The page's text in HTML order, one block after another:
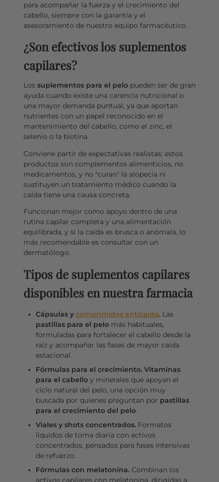
para acompañar la fuerza y el crecimiento del
cabello, siempre con la garantía y el
asesoramiento de nuestro equipo farmacéutico.
¿Son efectivos los suplementos
capilares?
Los suplementos para el pelopueden ser de gran
ayuda cuando existe una carencia nutricional o
una mayor demanda puntual, ya que aportan
nutrientes con un papel reconocido en el
mantenimiento del cabello, como el zinc, el
selenio o la biotina.
Conviene partir de expectativas realistas: estos
productos son complementos alimenticios, no
medicamentos, y no "curan" la alopecia ni
sustituyen un tratamiento médico cuando la
caída tiene una causa concreta.
Funcionan mejor como apoyo dentro de una
rutina capilar completa y una alimentación
equilibrada, y si la caída es brusca o anómala, lo
más recomendable es consultar con un
dermatólogo.
Tipos de suplementos capilares
disponibles en nuestra farmacia
Cápsulas y comprimidos anticaída.Las
pastillas para el pelomás habituales,
formuladas para fortalecer el cabello desde la
raíz y acompañar las fases de mayor caída
estacional.
Fórmulas para el crecimiento. Vitaminas
para el cabelloy minerales que apoyan el
ciclo natural del pelo, una opción muy
buscada por quienes preguntan por pastillas
para el crecimiento del pelo.
Viales y shots concentrados.Formatos
líquidos de toma diaria con activos
concentrados, pensados para fases intensivas
de refuerzo.
Fórmulas con melatonina.Combinan los
activos capilares con melatonina, dirigidas a